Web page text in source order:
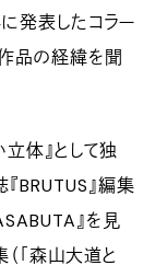
発表したコラー
作品の経緯を聞
立体』として独
BRUTUS』編集
』を見
「森山大道と